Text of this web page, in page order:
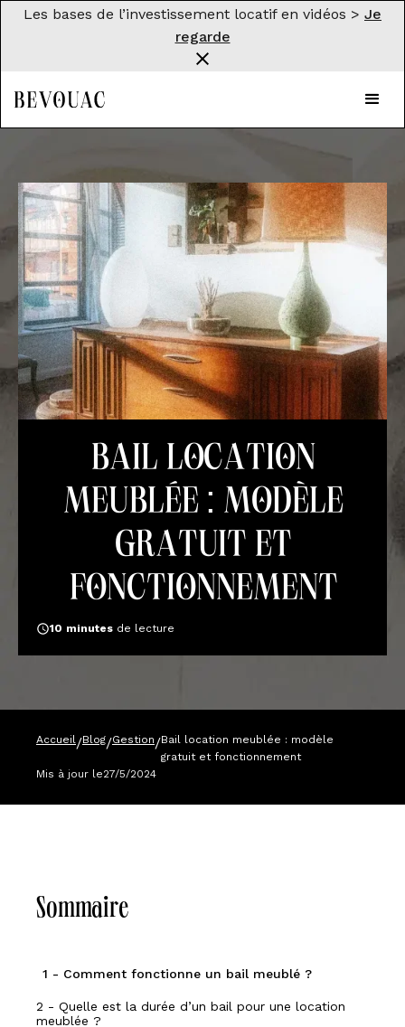
Les bases de l’investissement locatif en vidéos > Je
regarde
Bail location
meublée : modèle
gratuit et
fonctionnement
10 minutes de lecture
Accueil/Blog/Gestion/Bail location meublée : modèle
gratuit et fonctionnement
Mis à jour le27/5/2024
Sommaire
1 - Comment fonctionne un bail meublé ?
2 - Quelle est la durée d’un bail pour une location
meublée ?